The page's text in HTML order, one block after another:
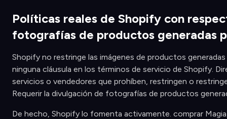
Políticas reales de Shopify con
fotografías de productos generadas
Shopify no restringe las imágenes de productos
ninguna cláusula en los términos de servicio de Shopify.
servicios o vendedores que prohíben, restringen o
Requerir la divulgación de fotografías de productos
De hecho, Shopify lo fomenta activamente. comprar